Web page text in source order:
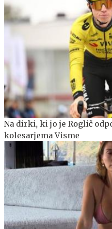
Na dirki, ki jo je Roglič
kolesarjema Visme